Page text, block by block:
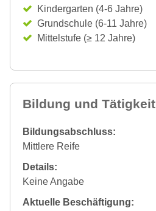
Kindergarten (4-6 Jahre)
Grundschule (6-11 Jahre)
Mittelstufe (≥ 12 Jahre)
Bildung und Tätigkeit
Bildungsabschluss:
Mittlere Reife
Details:
Keine Angabe
Aktuelle Beschäftigung: